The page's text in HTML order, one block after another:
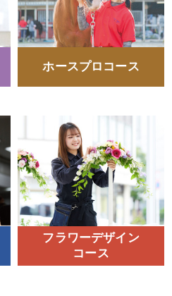
ホースプロコース
フラワーデザイン
コース